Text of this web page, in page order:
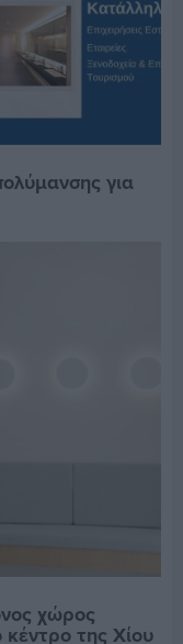
για
χώρος
της Χίου